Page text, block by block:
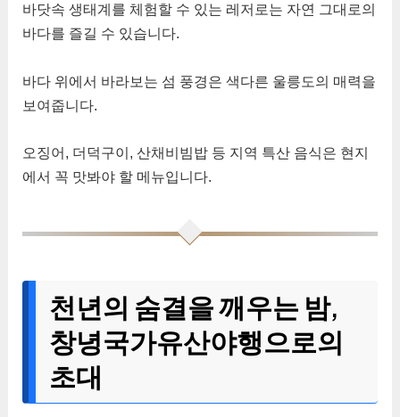
바닷속 생태계를 체험할 수 있는 레저로는 자연 그대로의
바다를 즐길 수 있습니다.
바다 위에서 바라보는 섬 풍경은 색다른 울릉도의 매력을
보여줍니다.
오징어, 더덕구이, 산채비빔밥 등 지역 특산 음식은 현지
에서 꼭 맛봐야 할 메뉴입니다.
천년의 숨결을 깨우는 밤,
창녕국가유산야행으로의
초대